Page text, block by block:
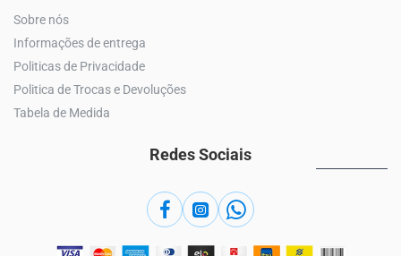
Sobre nós
Informações de entrega
Politicas de Privacidade
Politica de Trocas e Devoluções
Tabela de Medida
Redes Sociais